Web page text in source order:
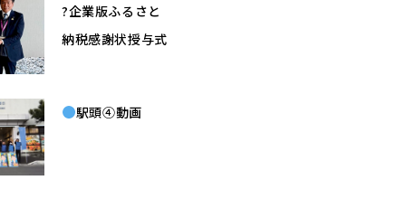
?企業版ふるさと
納税感謝状授与式
駅頭④動画